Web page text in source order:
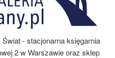
- stacjonarna księgarnia
2 w Warszawie oraz sklep